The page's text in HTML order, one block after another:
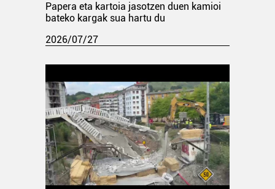
Papera eta kartoia jasotzen duen kamioi
bateko kargak sua hartu du
2026/07/27